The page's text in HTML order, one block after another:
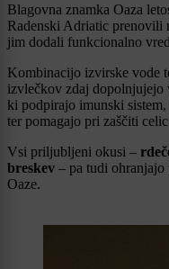
Blagovna znamka Oaza
Radenski Adriatic prenovili
jim dodali funkcionalno
Kombinacijo izvirske vode
izvlečkov zdaj
ki podpirajo imunski
ter pomagajo pri zaščiti
Vsi priljubljeni okusi –
breskev – pa tudi ohranjajo
Oaze.